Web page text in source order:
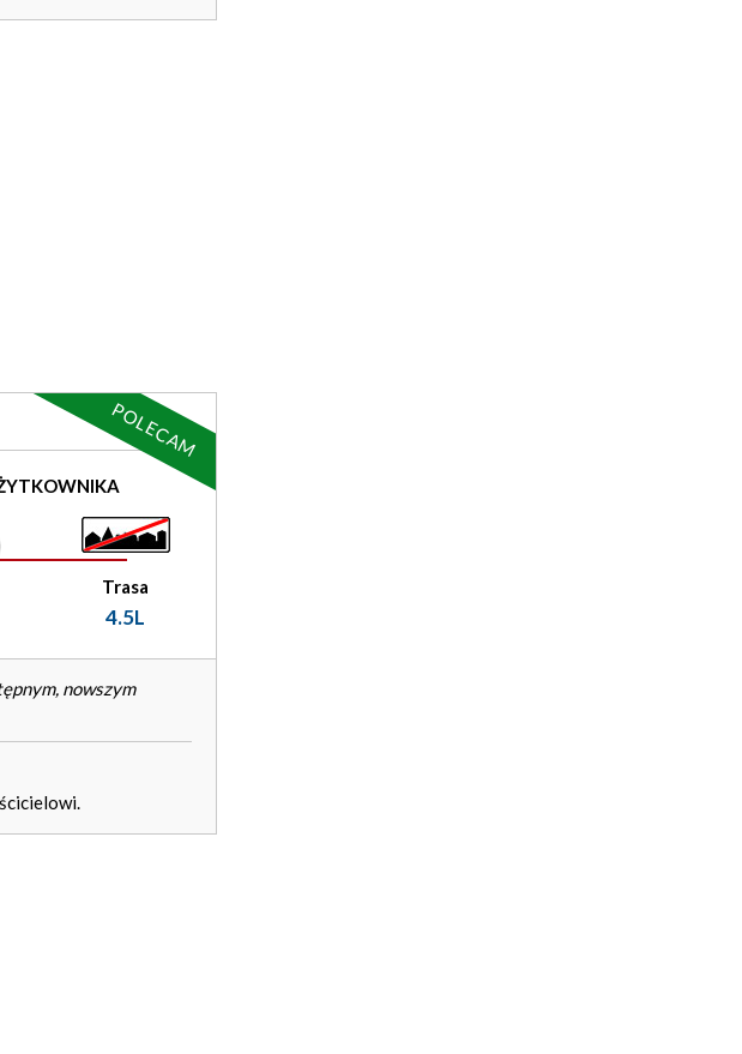
Trasa
4.5L
nowszym
POLECAM